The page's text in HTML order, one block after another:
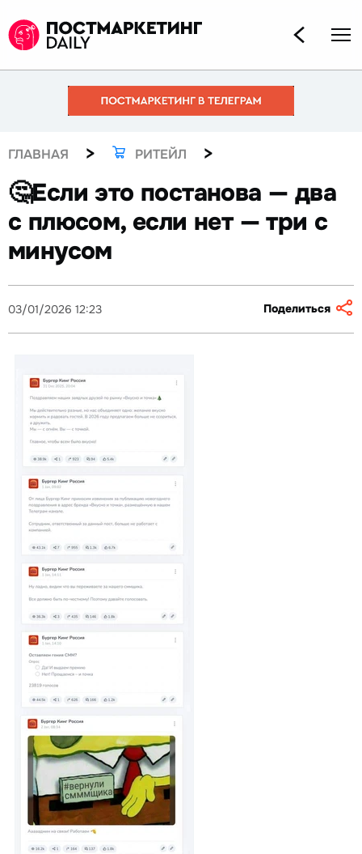
ГЛАВНАЯ > РИТЕЙЛ >
🤔Если это постанова — два
с плюсом, если нет — три с
минусом
03/01/2026 12:23 Поделиться